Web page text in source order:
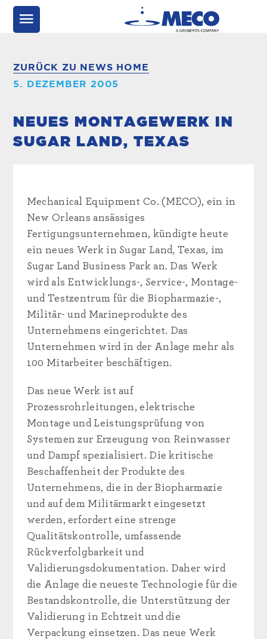
ZURÜCK ZU NEWS HOME
5. DEZEMBER 2005
NEUES MONTAGEWERK IN
SUGAR LAND, TEXAS
Mechanical Equipment Co. (MECO), ein in
New Orleans ansässiges
Fertigungsunternehmen, kündigte heute
ein neues Werk in Sugar Land, Texas, im
Sugar Land Business Park an. Das Werk
wird als Entwicklungs-, Service-, Montage-
und Testzentrum für die Biopharmazie-,
Militär- und Marineprodukte des
Unternehmens eingerichtet. Das
Unternehmen wird in der Anlage mehr als
100 Mitarbeiter beschäftigen.
Das neue Werk ist auf
Prozessrohrleitungen, elektrische
Montage und Leistungsprüfung von
Systemen zur Erzeugung von Reinwasser
und Dampf spezialisiert. Die kritische
Beschaffenheit der Produkte des
Unternehmens, die in der Biopharmazie
und auf dem Militärmarkt eingesetzt
werden, erfordert eine strenge
Qualitätskontrolle, umfassende
Rückverfolgbarkeit und
Validierungsdokumentation. Daher wird
die Anlage die neueste Technologie für die
Bestandskontrolle, die Unterstützung der
Validierung in Echtzeit und die
Verpackung einsetzen. Das neue Werk